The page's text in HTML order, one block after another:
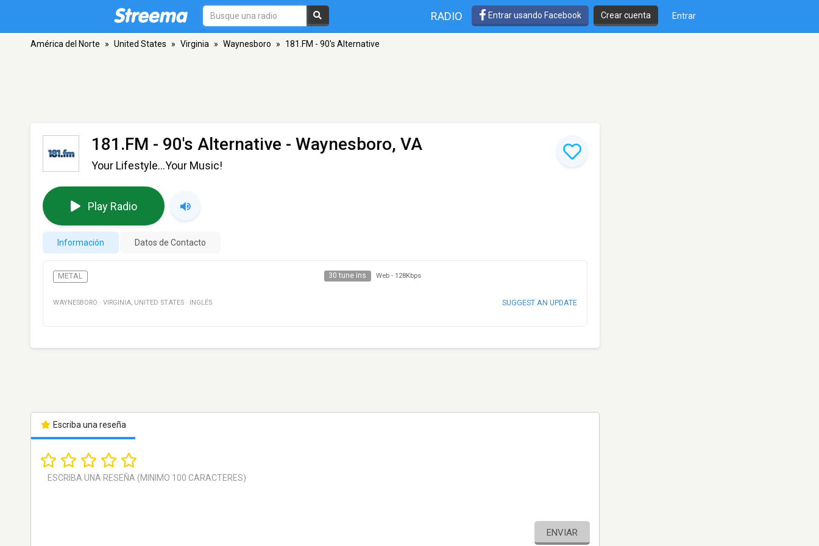
RADIO Entrar usando Facebook Crear cuenta Entrar
América del Norte » United States » Virginia » Waynesboro » 181.FM - 90's Alternative
181.FM - 90's Alternative - Waynesboro, VA
Your Lifestyle...Your Music!
Play Radio
Información Datos de Contacto
METAL 30 tune ins Web - 128Kbps
WAYNESBORO · VIRGINIA, UNITED STATES · INGLÉS SUGGEST AN UPDATE
Escriba una reseña
ENVIAR